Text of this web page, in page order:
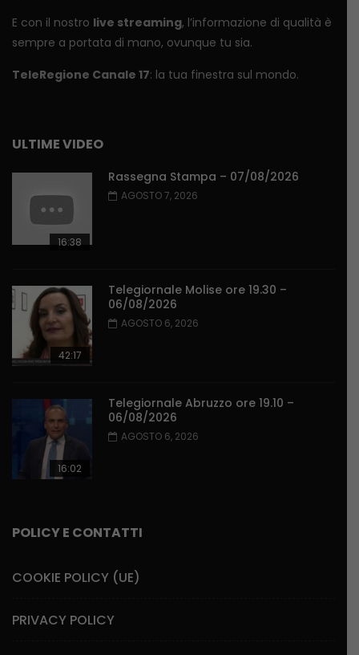
E con il nostro live streaming, l’informazione di qualità è
sempre a portata di mano, ovunque tu sia.
TeleRegione Canale 17: la tua finestra sul mondo.
ULTIME VIDEO
16:38
Rassegna Stampa – 07/08/2026
AGOSTO 7, 2026
42:17
Telegiornale Molise ore 19.30 –
06/08/2026
AGOSTO 6, 2026
16:02
Telegiornale Abruzzo ore 19.10 –
06/08/2026
AGOSTO 6, 2026
POLICY E CONTATTI
COOKIE POLICY (UE)
PRIVACY POLICY